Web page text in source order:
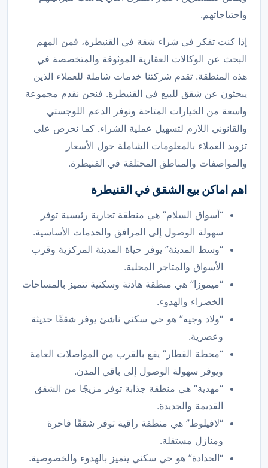
واحتياجاتهم.
إذا كنت تفكر في شراء شقة في القنيطرة، فمن المهم
البحث عن الوكالات العقارية الموثوقة والمتخصصة في
هذه المنطقة. تقدم شركتنا خدمات شاملة للعملاء الذين
يبحثون عن شقق للبيع في القنيطرة. فنحن نقدم مجموعة
واسعة من الخيارات المتاحة ونوفر الدعم اللوجستي
والقانوني اللازم لتسهيل عملية الشراء. كما نحرص على
تزويد العملاء بالمعلومات الشاملة حول الأسعار
والمواصفات والمناطق المختلفة في القنيطرة.
اهم اماكن بيع الشقق في القنيطرة
“أسواق السلام” هي منطقة تجارية رئيسية توفر
سهولة الوصول إلى المرافق والخدمات الأساسية.
“وسط المدينة” يوفر حياة المدينة المركزية وقرب
الأسواق والمتاجر المحلية.
“ميموزا” هي منطقة هادئة وسكنية تتميز بالمساحات
الخضراء والهدوء.
“ولاد وجيه” هو حي سكني ناشئ يوفر شققًا حديثة
وعصرية.
“محطة القطار” يقع بالقرب من المواصلات العامة
ويوفر سهولة الوصول إلى باقي المدن.
“مهدية” هي منطقة جذابة توفر مزيجًا من الشقق
القديمة والجديدة.
“لافيلوط” هي منطقة راقية توفر شققًا فاخرة
ومنازل مستقلة.
“الحدادة” هو حي سكني يتميز بالهدوء والخصوصية.